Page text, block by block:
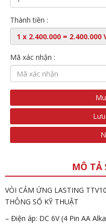
Thành tiền :
Mã xác nhận :
MÔ TẢ
VÒI CẢM ỨNG LASTING TTV10
THÔNG SỐ KỸ THUẬT
– Điện áp: DC 6V (4 Pin AA